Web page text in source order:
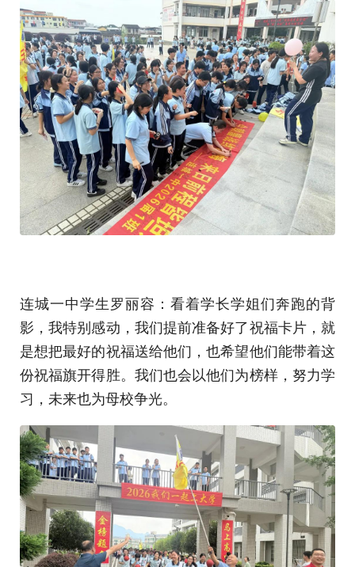
连城一中学生罗丽容：看着学长学姐们奔跑的背
影，我特别感动，我们提前准备好了祝福卡片，就
是想把最好的祝福送给他们，也希望他们能带着这
份祝福旗开得胜。我们也会以他们为榜样，努力学
习，未来也为母校争光。